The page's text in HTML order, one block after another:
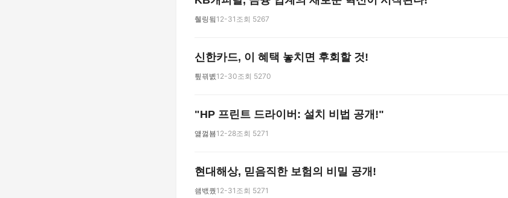
췔링뒼 12-31 조회 5267
신한카드, 이 혜택 놓치면 후회할 것!
틮끢볤12-30조회 5270
"HP 프린트 드라이버: 설치 비법 공개!"
얥껋뵴12-28조회 5271
현대해상, 믿음직한 보험의 비밀 공개!
쇔밳퀐 12-31 조회 5271